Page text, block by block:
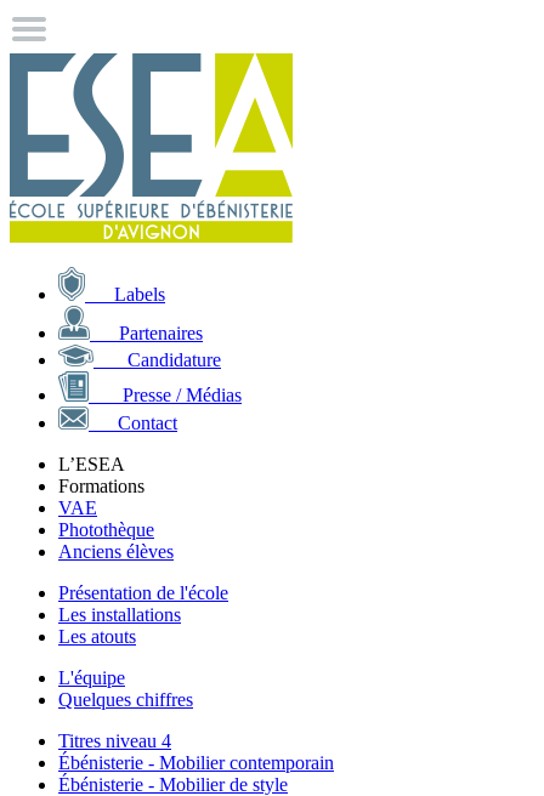
Labels
Partenaires
Candidature
Presse / Médias
Contact
L’ESEA
Formations
VAE
Photothèque
Anciens élèves
Présentation de l'école
Les installations
Les atouts
L'équipe
Quelques chiffres
Titres niveau 4
Ébénisterie - Mobilier contemporain
Ébénisterie - Mobilier de style